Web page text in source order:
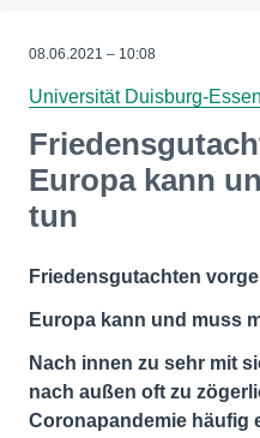
08.06.2021 – 10:08
Universität Duisburg-Essen
Europa kann
tun
Friedensgutachten
Europa kann und muss
Nach innen zu sehr mit
nach außen oft zu
Coronapandemie häufig